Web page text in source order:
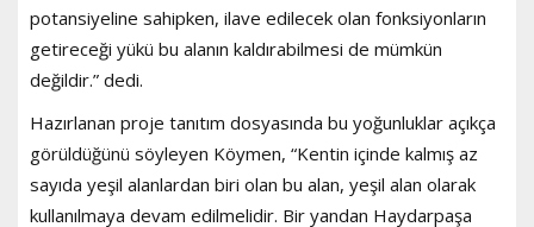
potansiyeline sahipken, ilave edilecek olan fonksiyonların
getireceği yükü bu alanın kaldırabilmesi de mümkün
değildir.” dedi.
Hazırlanan proje tanıtım dosyasında bu yoğunluklar açıkça
görüldüğünü söyleyen Köymen, “Kentin içinde kalmış az
sayıda yeşil alanlardan biri olan bu alan, yeşil alan olarak
kullanılmaya devam edilmelidir. Bir yandan Haydarpaşa